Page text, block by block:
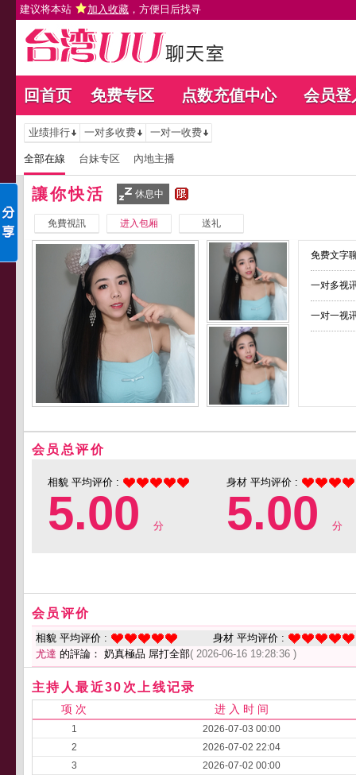
建议将本站 加入收藏 ，方便日后找寻
回首页 免费专区 点数充值中心 会员登
业绩排行 一对多收费 一对一收费
全部在線 台妹专区 內地主播
讓你快活 休息中
免費視訊 进入包厢 送礼
免费文字
一对多视
一对一视
会员总评价
相貌 平均评价 :
5.00 分
身材 平均评价 :
5.00 分
会员评价
相貌 平均评价 :
身材 平均评价 :
尤達 的評論： 奶真極品 屌打全部( 2026-06-16 19:28:36 )
主持人最近30次上线记录
项 次 进 入 时 间
1
2026-07-03 00:00
2
2026-07-02 22:04
3
2026-07-02 00:00